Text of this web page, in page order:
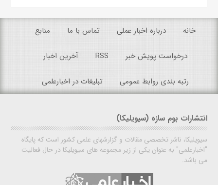
خانه درباره اخبار عملی تماس با ما منابع
درخواست پویش خبر RSS آخرین اخبار
رتبه بندی روابط عمومی تبلیغات در اخبارعلمی
انتشارات بوم سازه (سیویلیکا)
سیویلیکا، ناشر تخصصی مقالات و گزارشهای علمی کشور است که پایگاه
"اخبارعلمی" به عنوان یکی از زیر مجموعه های سیویلیکا در حال فعالیت
می باشد.